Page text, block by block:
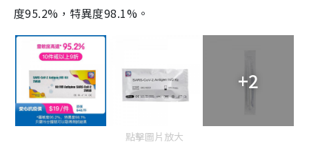
度95.2%，特異度98.1%。
+2
點擊圖片放大